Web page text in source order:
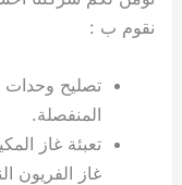
نقوم ب :
تصليح وحدات
المنفصلة.
تعبئة غاز
غاز الفريون